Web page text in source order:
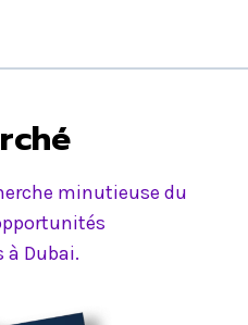
minutieuse du
Dubai.